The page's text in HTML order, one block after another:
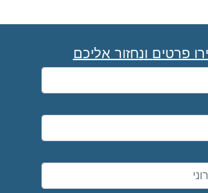
פרטים ונחזור אליכם